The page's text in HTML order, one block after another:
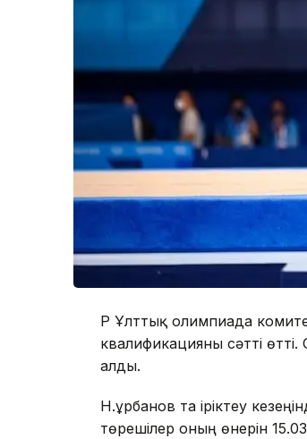
ҚР Ұлттық олимпиада
квалификацияны сәтті
алды.
Н.Құрбанов та іріктеу
төрешілер оның өнерін